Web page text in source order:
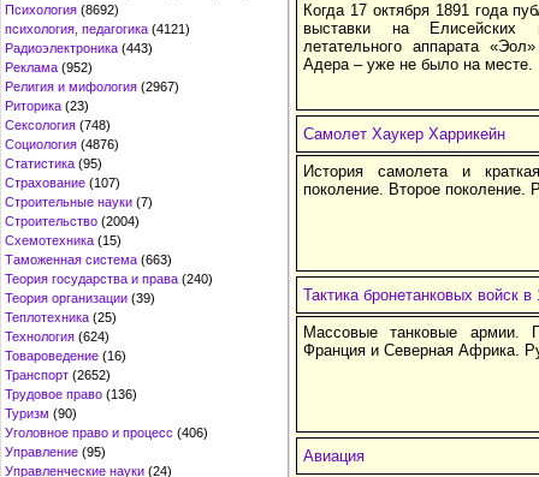
Психология (8692)
психология, педагогика (4121)
Радиоэлектроника (443)
Реклама (952)
Религия и мифология (2967)
Риторика (23)
Сексология (748)
Социология (4876)
Статистика (95)
Страхование (107)
Строительные науки (7)
Строительство (2004)
Схемотехника (15)
Таможенная система (663)
Теория государства и права (240)
Теория организации (39)
Теплотехника (25)
Технология (624)
Товароведение (16)
Транспорт (2652)
Трудовое право (136)
Туризм (90)
Уголовное право и процесс (406)
Управление (95)
Управленческие науки (24)
Когда 17 октября 1891 года
выставки на Елисейских
летательного аппарата
Адера – уже не было на месте.
Самолет Хаукер Харрикейн
История самолета и
поколение. Второе поколение.
Тактика бронетанковых войск в
Массовые танковые армии.
Франция и Северная Африка.
Авиация